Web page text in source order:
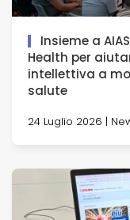
Insieme a
Health per
intellettiva a
salute
24 Luglio 2026 |